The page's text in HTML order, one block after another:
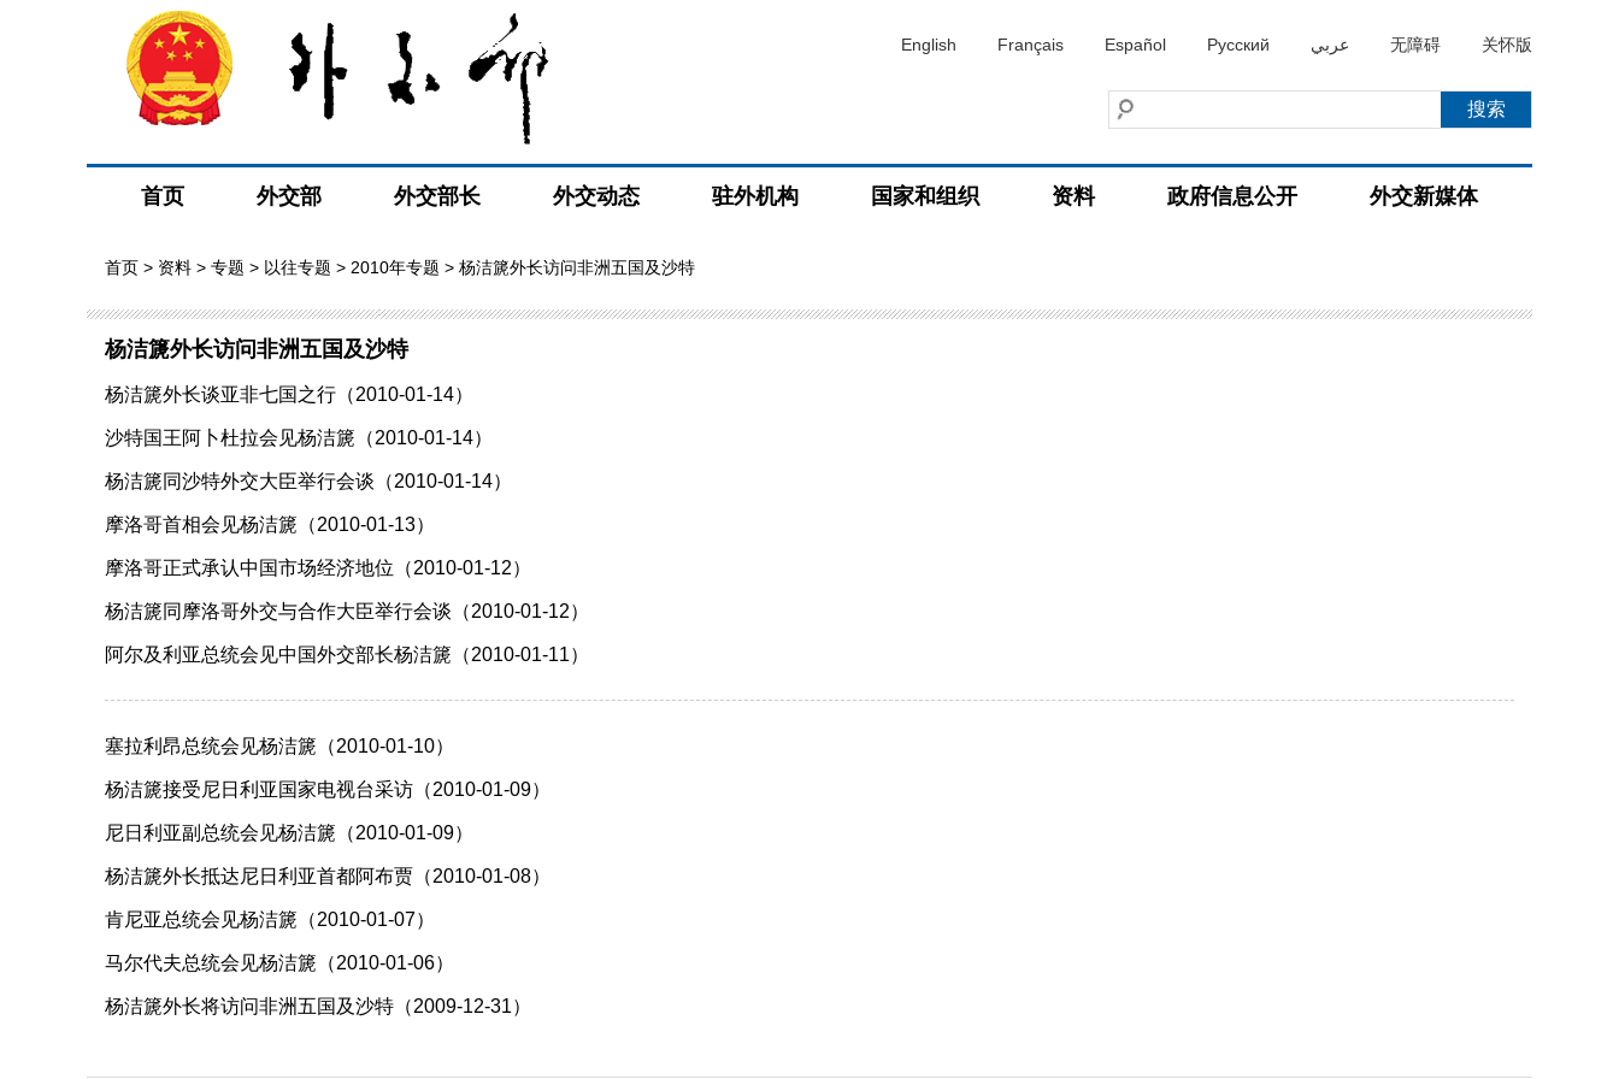
English Français Español Русский عربي 无障碍 关怀版
首页 外交部 外交部长 外交动态 驻外机构 国家和组织 资料 政府信息公开 外交新媒体
首页 > 资料 > 专题 > 以往专题 > 2010年专题 > 杨洁篪外长访问非洲五国及沙特
杨洁篪外长访问非洲五国及沙特
杨洁篪外长谈亚非七国之行（2010-01-14）
沙特国王阿卜杜拉会见杨洁篪（2010-01-14）
杨洁篪同沙特外交大臣举行会谈（2010-01-14）
摩洛哥首相会见杨洁篪（2010-01-13）
摩洛哥正式承认中国市场经济地位（2010-01-12）
杨洁篪同摩洛哥外交与合作大臣举行会谈（2010-01-12）
阿尔及利亚总统会见中国外交部长杨洁篪（2010-01-11）
塞拉利昂总统会见杨洁篪（2010-01-10）
杨洁篪接受尼日利亚国家电视台采访（2010-01-09）
尼日利亚副总统会见杨洁篪（2010-01-09）
杨洁篪外长抵达尼日利亚首都阿布贾（2010-01-08）
肯尼亚总统会见杨洁篪（2010-01-07）
马尔代夫总统会见杨洁篪（2010-01-06）
杨洁篪外长将访问非洲五国及沙特（2009-12-31）